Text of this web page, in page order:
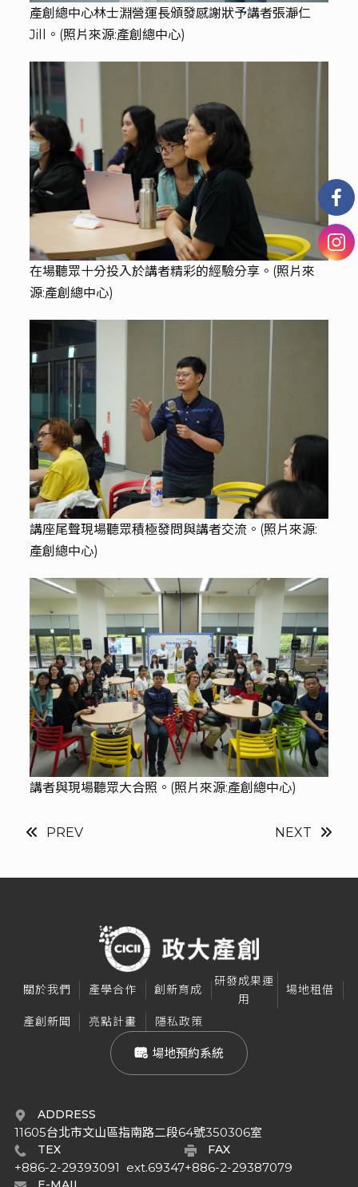
產創總中心林士淵營運長頒發感謝狀予講者張瀞仁
Jill。(照片來源:產創總中心)
在場聽眾十分投入於講者精彩的經驗分享。(照片來
源:產創總中心)
講座尾聲現場聽眾積極發問與講者交流。(照片來源:
產創總中心)
講者與現場聽眾大合照。(照片來源:產創總中心)
PREV NEXT
關於我們 產學合作 創新育成
研發成果運
用
場地租借
產創新聞 亮點計畫 隱私政策
場地預約系統
ADDRESS
11605台北市文山區指南路二段64號350306室
TEX
+886-2-29393091  ext.69347
FAX
+886-2-29387079